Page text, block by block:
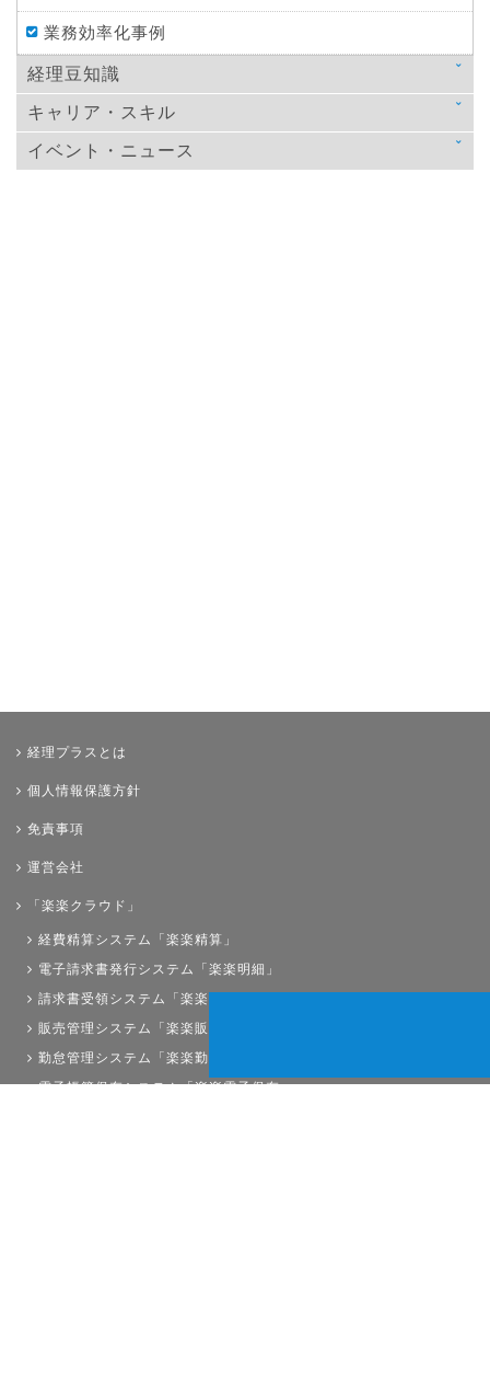
業務効率化事例
経理豆知識
法律
税金
キャリア・スキル
スキルアップ
イベント・ニュース
経理プラスとは
個人情報保護方針
免責事項
運営会社
「楽楽クラウド」
経費精算システム「楽楽精算」
電子請求書発行システム「楽楽明細」
請求書受領システム「楽楽請求」
販売管理システム「楽楽販売」
勤怠管理システム「楽楽勤怠」
電子帳簿保存システム「楽楽電子保存」